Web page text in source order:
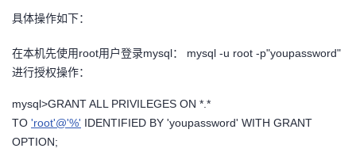
我
博
的
我
具体操作如下：
在本机先使用root用户登录mysql： mysql -u root -p"youpassword"
进行授权操作：
mysql>GRANT ALL PRIVILEGES ON *.*
TO 'root'@'%' IDENTIFIED BY 'youpassword' WITH GRANT
OPTION;